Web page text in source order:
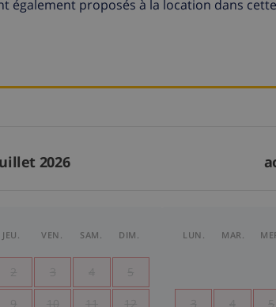
également proposés à la location dans
2026
JEU. VEN. SAM. DIM.
2 3 4 5
9 10 11 12
LUN. MAR.
3 4 5